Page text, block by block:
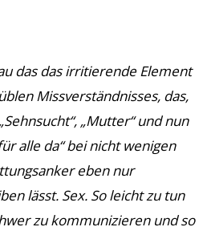
das das irritierende Element
Missverständnisses, das,
“, „Mutter“und nun
alle da“ bei nicht wenigen
eben nur
lässt. Sex. So leicht zu tun
zu kommunizieren und so